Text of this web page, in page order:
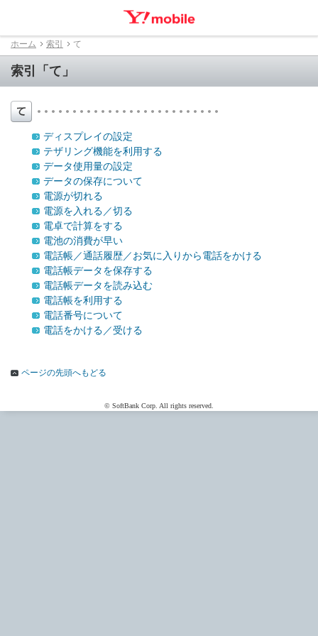
ホーム 索引 て
索引「て」
ディスプレイの設定
テザリング機能を利用する
データ使用量の設定
データの保存について
電源が切れる
電源を入れる／切る
電卓で計算をする
電池の消費が早い
電話帳／通話履歴／お気に入りから電話をかける
電話帳データを保存する
電話帳データを読み込む
電話帳を利用する
電話番号について
電話をかける／受ける
ページの先頭へもどる
© SoftBank Corp. All rights reserved.